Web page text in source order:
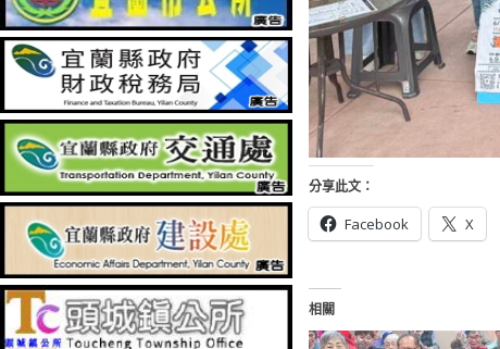
分享此文：
Facebook X
相關